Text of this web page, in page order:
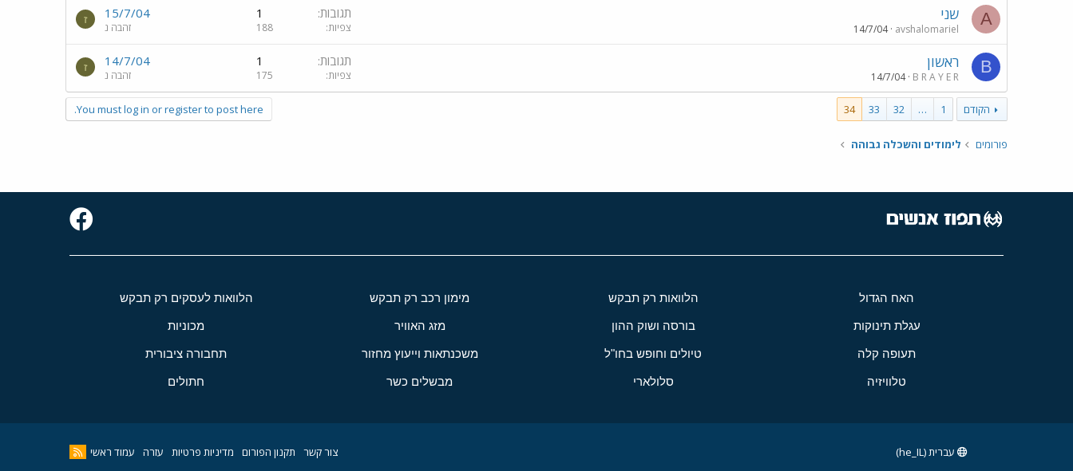
A שני
avshalomariel
14/7/04
תגובות 1
צפיות 188
15/7/04
זהבה נ
ז
B ראשון
B R A Y E R
14/7/04
תגובות 1
צפיות 175
14/7/04
זהבה נ
ז
הקודם 1
…
32
33
34
You must log in or register to post here.
פורומים לימודים והשכלה גבוהה
האח הגדול הלוואות רק תבקש מימון רכב רק תבקש הלוואות לעסקים רק תבקש
עגלת תינוקות בורסה ושוק ההון מזג האוויר מכוניות
תעופה קלה טיולים וחופש בחו"ל משכנתאות וייעוץ מחזור תחבורה ציבורית
טלוויזיה סלולארי מבשלים כשר חתולים
צור קשר תקנון הפורום מדיניות פרטיות עזרה עמוד ראשי עברית (he_IL)